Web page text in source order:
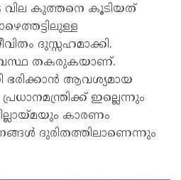
കുത്തനെ കൂടിയത്
ദുസ്സഹമാക്കി.
തകരുകയാണ്.
ഭരിക്കാൻ ആവശ്യമായ
ഇല്ലെന്നും
കാരണം
ദുരിതത്തിലാണെന്നും